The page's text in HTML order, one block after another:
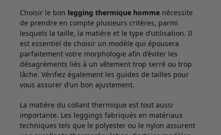
Choisir le bon legging thermique homme nécessite
de prendre en compte plusieurs critères, parmi
lesquels la taille, la matière et le type d’utilisation. Il
est essentiel de choisir un modèle qui épousera
parfaitement votre morphologie afin d’éviter les
désagréments liés à un vêtement trop serré ou trop
lâche. Vérifiez également les guides de tailles pour
vous assurer d’un bon ajustement.
La matière du collant thermique est tout aussi
importante. Les leggings fabriqués en matériaux
techniques tels que le polyester ou le nylon assurent